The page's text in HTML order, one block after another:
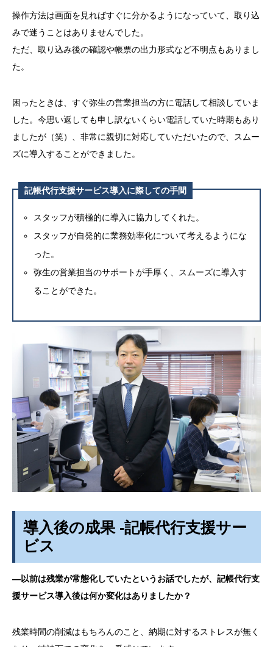
操作方法は画面を見ればすぐに分かるようになっていて、取り込
みで迷うことはありませんでした。
ただ、取り込み後の確認や帳票の出力形式など不明点もありまし
た。
困ったときは、すぐ弥生の営業担当の方に電話して相談していま
した。今思い返しても申し訳ないくらい電話していた時期もあり
ましたが（笑）、非常に親切に対応していただいたので、スムー
ズに導入することができました。
記帳代行支援サービス導入に際しての手間
スタッフが積極的に導入に協力してくれた。
スタッフが自発的に業務効率化について考えるようにな
った。
弥生の営業担当のサポートが手厚く、スムーズに導入す
ることができた。
導入後の成果 -記帳代行支援サー
ビス
―以前は残業が常態化していたというお話でしたが、記帳代行支
援サービス導入後は何か変化はありましたか？
残業時間の削減はもちろんのこと、納期に対するストレスが無く